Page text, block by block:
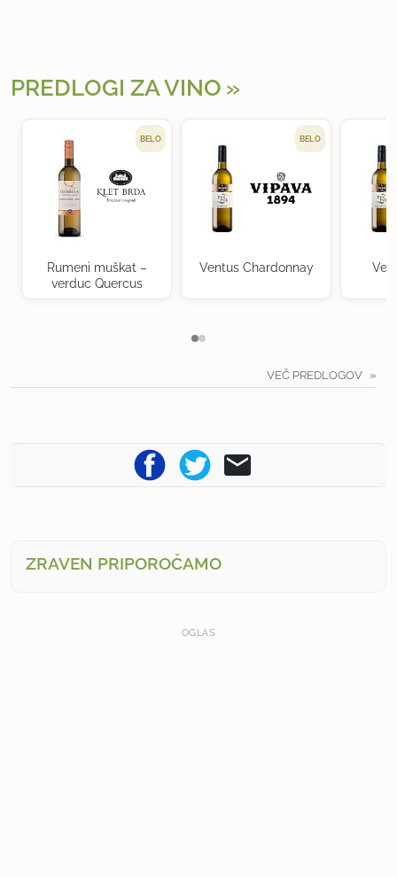
PREDLOGI ZA VINO
BELO
Rumeni muškat –
verduc Quercus
BELO
Ventus Chardonnay
VEČ PREDLOGOV
ZRAVEN PRIPOROČAMO
OGLAS